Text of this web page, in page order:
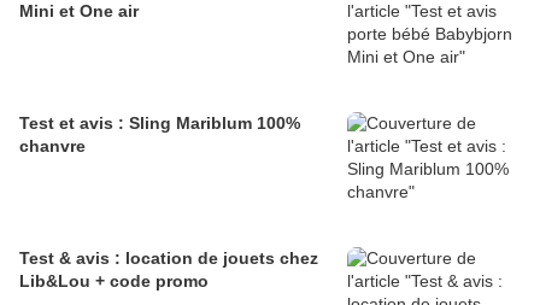
Mini et One air
Test et avis : Sling Mariblum 100%
chanvre
Test & avis : location de jouets chez
Lib&Lou + code promo